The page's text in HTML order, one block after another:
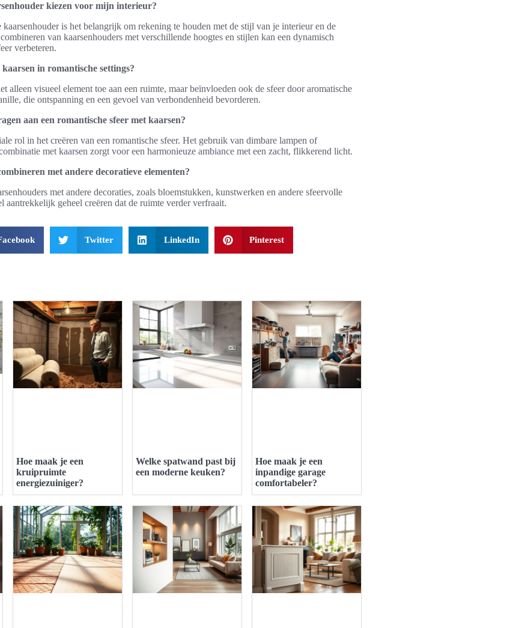
kiezen voor mijn interieur?
is het belangrijk om rekening te houden met de stijl van je interieur en de
van kaarsenhouders met verschillende hoogtes en stijlen kan een dynamisch
verbeteren.
in romantische settings?
alleen visueel element toe aan een ruimte, maar beïnvloeden ook de sfeer door aromatische
die ontspanning en een gevoel van verbondenheid bevorderen.
aan een romantische sfeer met kaarsen?
rol in het creëren van een romantische sfeer. Het gebruik van dimbare lampen of
met kaarsen zorgt voor een harmonieuze ambiance met een zacht, flikkerend licht.
met andere decoratieve elementen?
met andere decoraties, zoals bloemstukken, kunstwerken en andere sfeervolle
aantrekkelijk geheel creëren dat de ruimte verder verfraait.
Twitter LinkedIn Pinterest
Hoe maak je een
kruipruimte
energiezuiniger?
Welke spatwand past bij
een moderne keuken?
Hoe maak je een
inpandige garage
comfortabeler?